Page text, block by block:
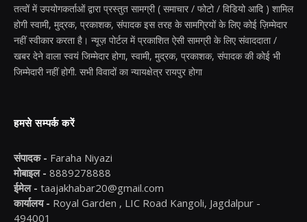
तत्वों में उपयोगकर्ताओं द्वारा प्रस्तुत सामग्री ( समाचार / फोटो / विडियो आदि ) शामिल
होगी स्वामी, मुद्रक, प्रकाशक, संपादक इस तरह के सामग्रियों के लिए कोई ज़िम्मेदार
नहीं स्वीकार करता है। न्यूज़ पोर्टल में प्रकाशित ऐसी सामग्री के लिए संवाददाता /
खबर देने वाला स्वयं जिम्मेदार होगा, स्वामी, मुद्रक, प्रकाशक, संपादक की कोई भी
जिम्मेदारी नहीं होगी. सभी विवादों का न्यायक्षेत्र रायपुर होगा
हमसे सम्पर्क करें
संपादक - Faraha Niyazi
मोबाइल - 8889278888
ईमेल - taajakhabar20@gmail.com
कार्यालय - Royal Garden , LIC Road Kangoli, Jagdalpur -
494001